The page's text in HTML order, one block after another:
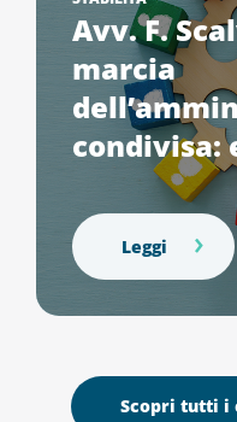
Avv. F.
marcia
condivisa:
Leggi
Scopri tutti i